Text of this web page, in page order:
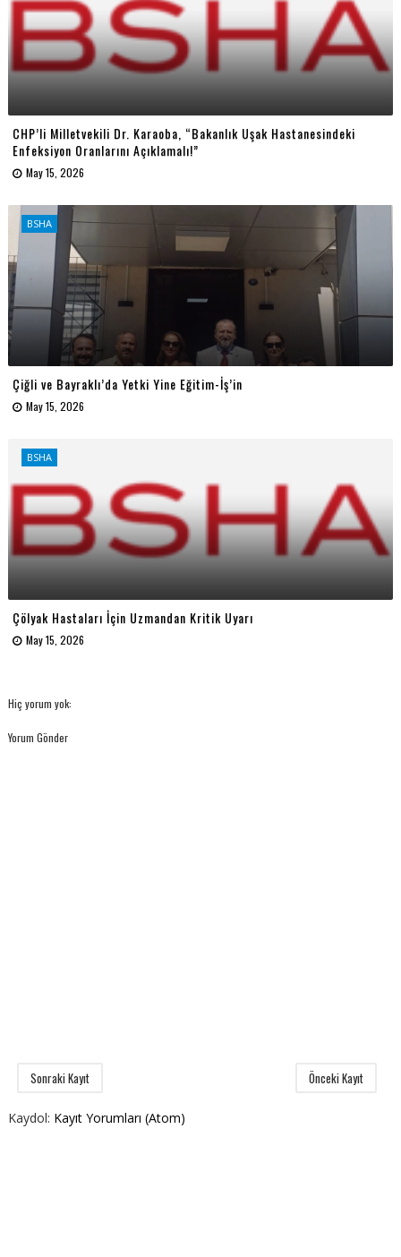
CHP’li Milletvekili Dr. Karaoba, “Bakanlık Uşak Hastanesindeki
Enfeksiyon Oranlarını Açıklamalı!”
May 15, 2026
BSHA
Çiğli ve Bayraklı’da Yetki Yine Eğitim-İş’in
May 15, 2026
BSHA
Çölyak Hastaları İçin Uzmandan Kritik Uyarı
May 15, 2026
Hiç yorum yok:
Yorum Gönder
Sonraki Kayıt Önceki Kayıt
Kaydol: Kayıt Yorumları (Atom)